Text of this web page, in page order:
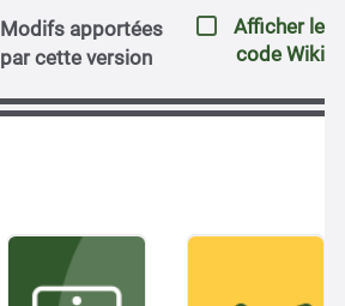
Modifs apportées
par cette version
Afficher le
code Wiki